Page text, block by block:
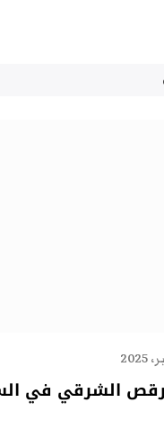
الشرقي في